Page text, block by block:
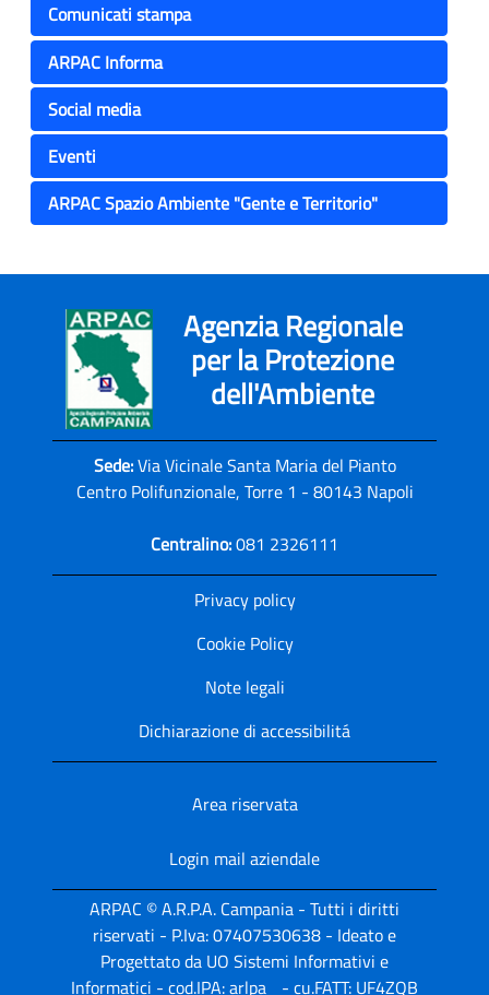
Comunicati stampa
ARPAC Informa
Social media
Eventi
ARPAC Spazio Ambiente "Gente e Territorio"
Agenzia Regionale
per la Protezione
dell'Ambiente
Sede:Via Vicinale Santa Maria del Pianto
Centro Polifunzionale, Torre 1 - 80143 Napoli
Centralino:081 2326111
Privacy policy
Cookie Policy
Note legali
Dichiarazione di accessibilitá
Area riservata
Login mail aziendale
ARPAC © A.R.P.A. Campania - Tutti i diritti
riservati - P.Iva: 07407530638 - Ideato e
Progettato da UO Sistemi Informativi e
Informatici - cod.IPA: arlpa_ - cu.FATT: UF4ZQB